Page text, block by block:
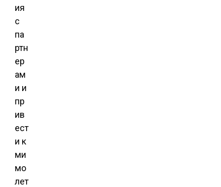
ия
с
па
ртн
ер
ам
и и
пр
ив
ест
и к
ми
мо
лет